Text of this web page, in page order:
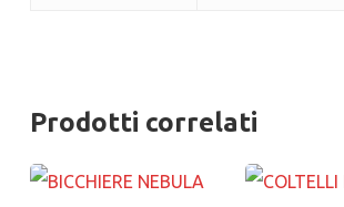
Prodotti correlati